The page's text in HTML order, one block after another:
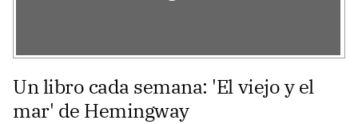
Un libro cada semana: 'El viejo y el
mar' de Hemingway